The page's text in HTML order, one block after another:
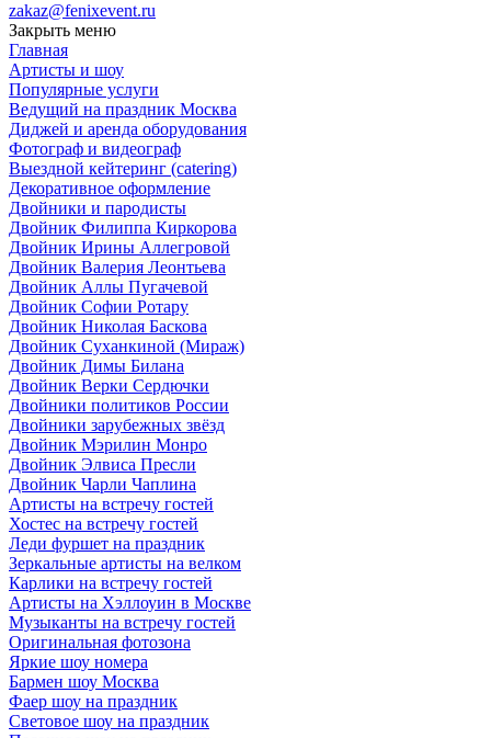
zakaz@fenixevent.ru
Закрыть меню
Главная
Артисты и шоу
Популярные услуги
Ведущий на праздник Москва
Диджей и аренда оборудования
Фотограф и видеограф
Выездной кейтеринг (catering)
Декоративное оформление
Двойники и пародисты
Двойник Филиппа Киркорова
Двойник Ирины Аллегровой
Двойник Валерия Леонтьева
Двойник Аллы Пугачевой
Двойник Софии Ротару
Двойник Николая Баскова
Двойник Суханкиной (Мираж)
Двойник Димы Билана
Двойник Верки Сердючки
Двойники политиков России
Двойники зарубежных звёзд
Двойник Мэрилин Монро
Двойник Элвиса Пресли
Двойник Чарли Чаплина
Артисты на встречу гостей
Хостес на встречу гостей
Леди фуршет на праздник
Зеркальные артисты на велком
Карлики на встречу гостей
Артисты на Хэллоуин в Москве
Музыканты на встречу гостей
Оригинальная фотозона
Яркие шоу номера
Бармен шоу Москва
Фаер шоу на праздник
Световое шоу на праздник